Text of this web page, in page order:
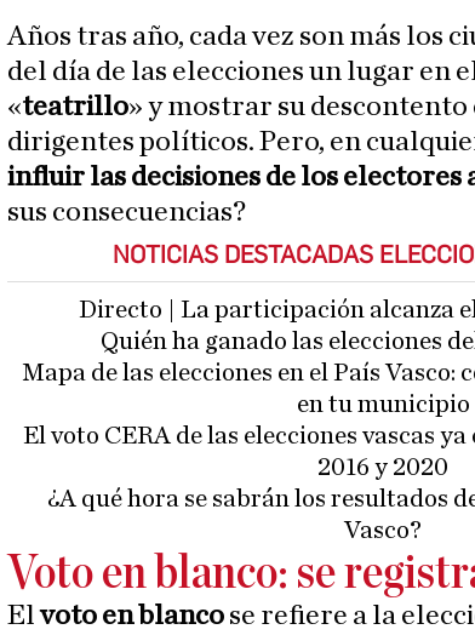
Años tras año, cada vez son más los
del día de las elecciones un lugar en
«teatrillo» y mostrar su
dirigentes políticos. Pero, en
influir las decisiones de los electores
sus consecuencias?
NOTICIAS DESTACADAS
Directo | La participación alcanza el
Quién ha ganado las elecciones
Mapa de las elecciones en el País Vasco:
en tu municipio
El voto CERA de las elecciones vascas
2016 y 2020
¿A qué hora se sabrán los resultados
Vasco?
Voto en blanco: se
Elvoto en blanco se refiere a la